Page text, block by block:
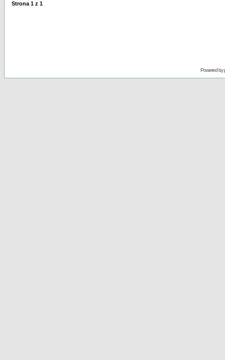
Strona 1 z 1
Powered by